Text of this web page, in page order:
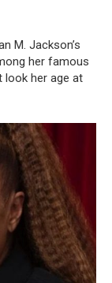
M. Jackson’s
her famous
look her age at